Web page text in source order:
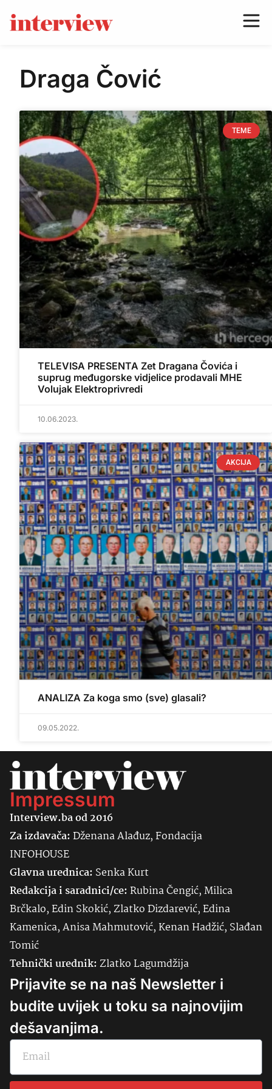
Draga Čović
TEME
TELEVISA PRESENTA Zet Dragana Čovića i
suprug međugorske vidjelice prodavali MHE
Volujak Elektroprivredi
10.06.2023.
AKCIJA
ANALIZA Za koga smo (sve) glasali?
09.05.2022.
Impressum
Interview.ba od 2016
Za izdavača:Dženana Alađuz, Fondacija
INFOHOUSE
Glavna urednica: SenkaKurt
Redakcija i saradnici/ce:Rubina Čengić, Milica
Brčkalo, Edin Skokić, Zlatko Dizdarević, Edina
Kamenica, Anisa Mahmutović, Kenan Hadžić, Slađan
Tomić
Tehnički urednik:Zlatko Lagumdžija
Prijavite se na naš Newsletter i
budite uvijek u toku sa najnovijim
dešavanjima.